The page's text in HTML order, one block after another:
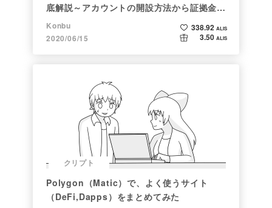
底解説～アカウントの開設方法から証拠金計
算例まで～
Konbu
2020/06/15
338.92 ALIS
3.50 ALIS
クリプト
Polygon（Matic）で、よく使うサイト
（DeFi,Dapps）をまとめてみた